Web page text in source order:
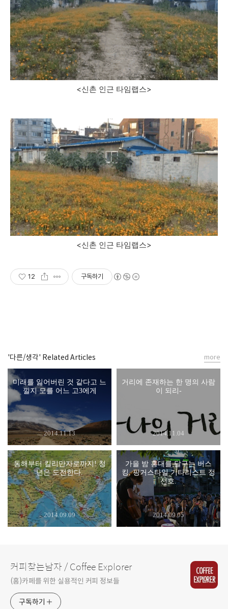
<신촌 인근 타임랩스>
<신촌 인근 타임랩스>
12 구독하기
'다른/생각' Related Articles
미래를 잃어버린 것 같다고 느
낄지 모를 어느 고3에게
2014.11.13
거리에 존재하는 한 명의 사람
이 되리-
2014.11.04
동해부터 킬리만자로까지! 청
년은 도전한다.
2014.09.09
가을 밤 홍대를 달구는 버스
킹, 핑거스타일 기타리스트 정
선호.
2014.09.05
more
커피찾는남자 / Coffee Explorer
(홈)카페를 위한 실용적인 커피 정보들
구독하기